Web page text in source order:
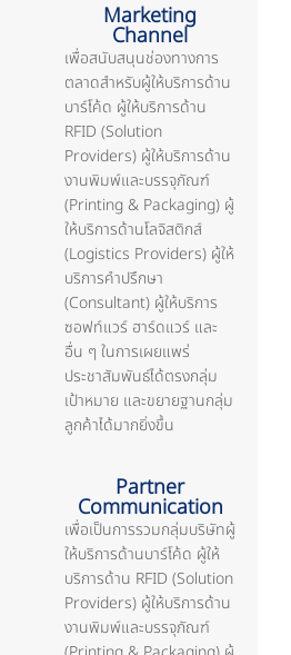
Marketing
Channel
เพื่อสนับสนุนช่องทางการ
ตลาดสำหรับผู้ให้บริการด้าน
บาร์โค้ด ผู้ให้บริการด้าน
RFID (Solution
Providers) ผู้ให้บริการด้าน
งานพิมพ์และบรรจุภัณฑ์
(Printing & Packaging) ผู้
ให้บริการด้านโลจิสติกส์
(Logistics Providers) ผู้ให้
บริการคำปรึกษา
(Consultant) ผู้ให้บริการ
ซอฟท์แวร์ ฮาร์ดแวร์ และ
อื่น ๆ ในการเผยแพร่
ประชาสัมพันธ์ได้ตรงกลุ่ม
เป้าหมาย และขยายฐานกลุ่ม
ลูกค้าได้มากยิ่งขึ้น
Partner
Communication
เพื่อเป็นการรวมกลุ่มบริษัทผู้
ให้บริการด้านบาร์โค้ด ผู้ให้
บริการด้าน RFID (Solution
Providers) ผู้ให้บริการด้าน
งานพิมพ์และบรรจุภัณฑ์